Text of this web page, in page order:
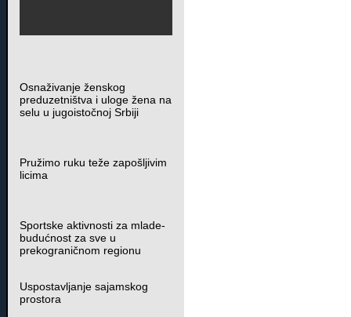
Osnaživanje ženskog
preduzetništva i uloge žena na
selu u jugoistočnoj Srbiji
Pružimo ruku teže zapošljivim
licima
Sportske aktivnosti za mlade-
budućnost za sve u
prekograničnom regionu
Uspostavljanje sajamskog
prostora